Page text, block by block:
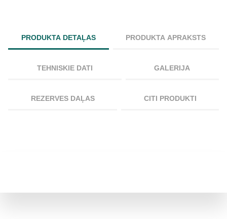
PRODUKTA DETAĻAS PRODUKTA APRAKSTS
TEHNISKIE DATI GALERIJA
REZERVES DAĻAS CITI PRODUKTI